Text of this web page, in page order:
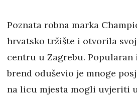
Poznata robna marka
hrvatsko tržište i otvorila
centru u Zagrebu.
brend oduševio je mnoge
na licu mjesta mogli uvjeriti